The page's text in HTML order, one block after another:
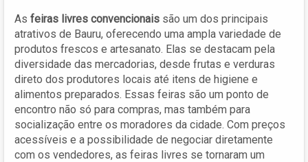
As feiras livres convencionais são um dos principais
atrativos de Bauru, oferecendo uma ampla variedade de
produtos frescos e artesanato. Elas se destacam pela
diversidade das mercadorias, desde frutas e verduras
direto dos produtores locais até itens de higiene e
alimentos preparados. Essas feiras são um ponto de
encontro não só para compras, mas também para
socialização entre os moradores da cidade. Com preços
acessíveis e a possibilidade de negociar diretamente
com os vendedores, as feiras livres se tornaram um